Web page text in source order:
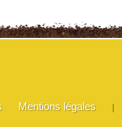
Mentions légales |